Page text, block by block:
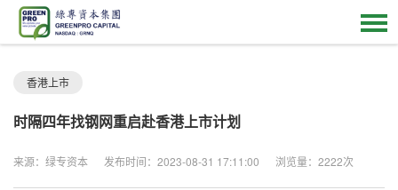
香港上市
时隔四年找钢网重启赴香港上市计划
来源：绿专资本 发布时间：2023-08-31 17:11:00 浏览量：2222次